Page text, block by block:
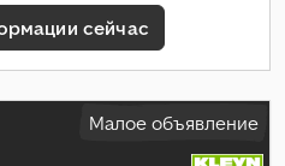
сейчас
Малое объявление